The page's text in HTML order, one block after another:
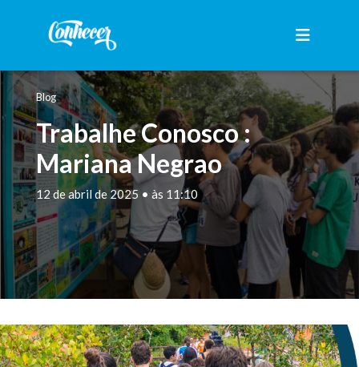
Blog
Trabalhe Conosco :
Mariana Negrao
12 de abril de 2025 • às 11:10